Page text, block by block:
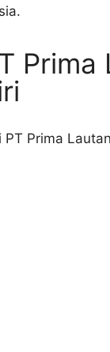
Prima